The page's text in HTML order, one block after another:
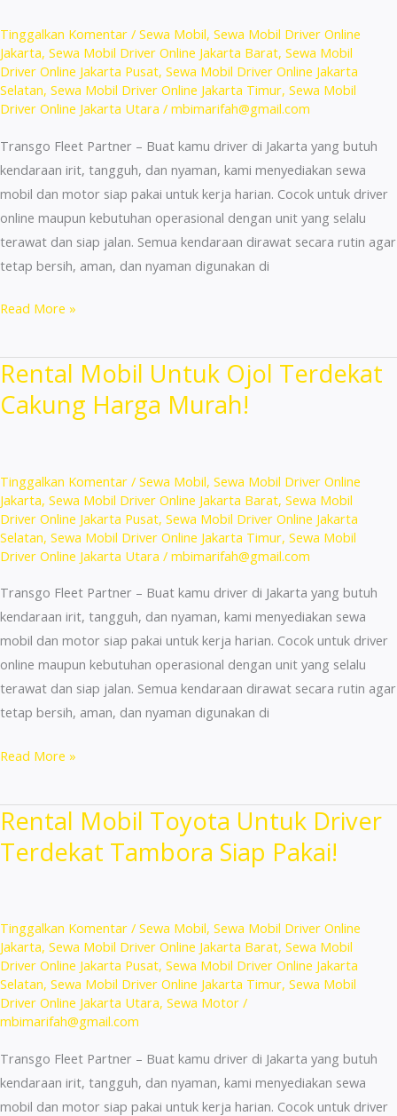
Tinggalkan Komentar / Sewa Mobil, Sewa Mobil Driver Online
Jakarta, Sewa Mobil Driver Online Jakarta Barat, Sewa Mobil
Driver Online Jakarta Pusat, Sewa Mobil Driver Online Jakarta
Selatan, Sewa Mobil Driver Online Jakarta Timur, Sewa Mobil
Driver Online Jakarta Utara / mbimarifah@gmail.com
Transgo Fleet Partner – Buat kamu driver di Jakarta yang butuh
kendaraan irit, tangguh, dan nyaman, kami menyediakan sewa
mobil dan motor siap pakai untuk kerja harian. Cocok untuk driver
online maupun kebutuhan operasional dengan unit yang selalu
terawat dan siap jalan. Semua kendaraan dirawat secara rutin agar
tetap bersih, aman, dan nyaman digunakan di
Sewa
Sigra
Terdekat
Cakung
Murah!
Read More »
Rental Mobil Untuk Ojol Terdekat
Cakung Harga Murah!
Tinggalkan Komentar / Sewa Mobil, Sewa Mobil Driver Online
Jakarta, Sewa Mobil Driver Online Jakarta Barat, Sewa Mobil
Driver Online Jakarta Pusat, Sewa Mobil Driver Online Jakarta
Selatan, Sewa Mobil Driver Online Jakarta Timur, Sewa Mobil
Driver Online Jakarta Utara / mbimarifah@gmail.com
Transgo Fleet Partner – Buat kamu driver di Jakarta yang butuh
kendaraan irit, tangguh, dan nyaman, kami menyediakan sewa
mobil dan motor siap pakai untuk kerja harian. Cocok untuk driver
online maupun kebutuhan operasional dengan unit yang selalu
terawat dan siap jalan. Semua kendaraan dirawat secara rutin agar
tetap bersih, aman, dan nyaman digunakan di
Rental
Untuk
Ojol
Terdekat
Murah!
Read More »
Rental Mobil Toyota Untuk Driver
Terdekat Tambora Siap Pakai!
Tinggalkan Komentar / Sewa Mobil, Sewa Mobil Driver Online
Jakarta, Sewa Mobil Driver Online Jakarta Barat, Sewa Mobil
Driver Online Jakarta Pusat, Sewa Mobil Driver Online Jakarta
Selatan, Sewa Mobil Driver Online Jakarta Timur, Sewa Mobil
Driver Online Jakarta Utara, Sewa Motor /
mbimarifah@gmail.com
Transgo Fleet Partner – Buat kamu driver di Jakarta yang butuh
kendaraan irit, tangguh, dan nyaman, kami menyediakan sewa
mobil dan motor siap pakai untuk kerja harian. Cocok untuk driver